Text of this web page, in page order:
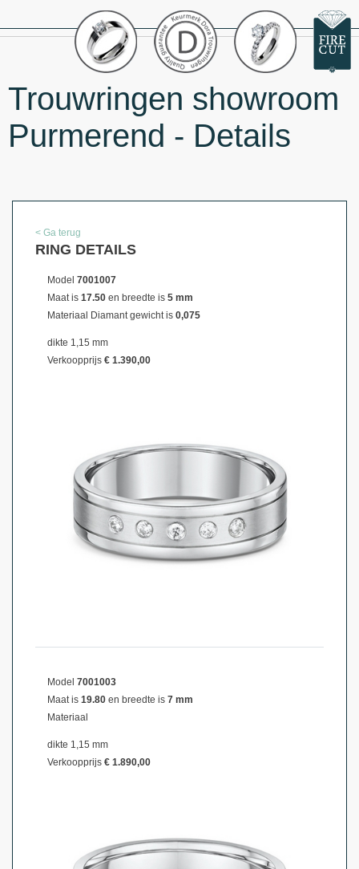
Trouwringen showroom
Purmerend - Details
< Ga terug
RING DETAILS
Model 7001007
Maat is 17.50 en breedte is 5 mm
Materiaal Diamant gewicht is 0,075
dikte 1,15 mm
Verkoopprijs € 1.390,00
Model 7001003
Maat is 19.80 en breedte is 7 mm
Materiaal
dikte 1,15 mm
Verkoopprijs € 1.890,00